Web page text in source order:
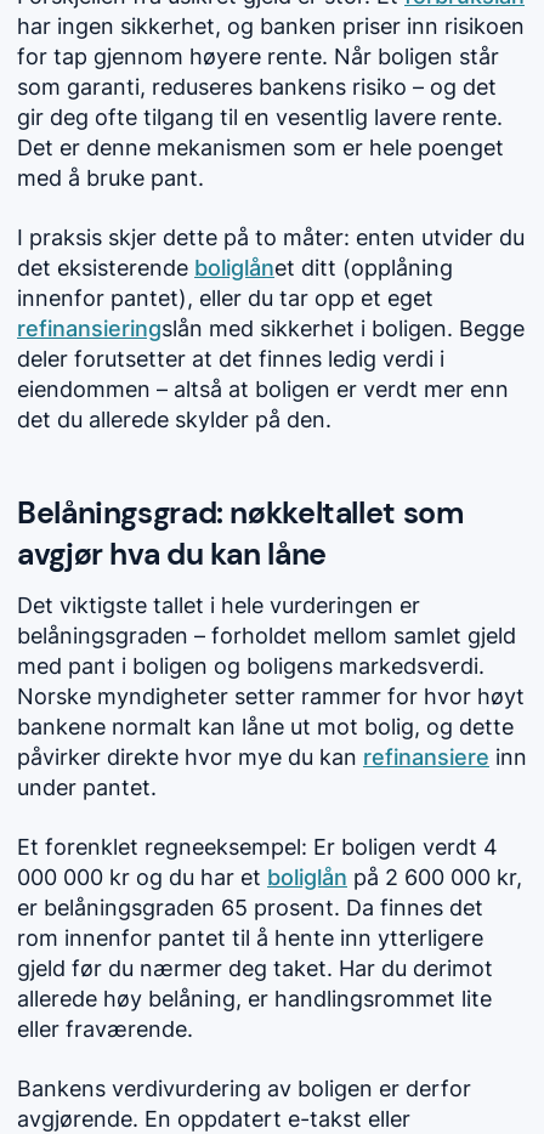
har ingen sikkerhet, og banken priser inn risikoen
for tap gjennom høyere rente. Når boligen står
som garanti, reduseres bankens risiko – og det
gir deg ofte tilgang til en vesentlig lavere rente.
Det er denne mekanismen som er hele poenget
med å bruke pant.
I praksis skjer dette på to måter: enten utvider du
det eksisterende boliglånet ditt (opplåning
innenfor pantet), eller du tar opp et eget
refinansieringslån med sikkerhet i boligen. Begge
deler forutsetter at det finnes ledig verdi i
eiendommen – altså at boligen er verdt mer enn
det du allerede skylder på den.
Belåningsgrad: nøkkeltallet som
avgjør hva du kan låne
Det viktigste tallet i hele vurderingen er
belåningsgraden – forholdet mellom samlet gjeld
med pant i boligen og boligens markedsverdi.
Norske myndigheter setter rammer for hvor høyt
bankene normalt kan låne ut mot bolig, og dette
påvirker direkte hvor mye du kan refinansiere inn
under pantet.
Et forenklet regneeksempel: Er boligen verdt 4
000 000 kr og du har et boliglån på 2 600 000 kr,
er belåningsgraden 65 prosent. Da finnes det
rom innenfor pantet til å hente inn ytterligere
gjeld før du nærmer deg taket. Har du derimot
allerede høy belåning, er handlingsrommet lite
eller fraværende.
Bankens verdivurdering av boligen er derfor
avgjørende. En oppdatert e-takst eller